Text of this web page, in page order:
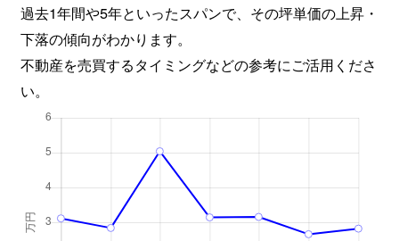
過去1年間や5年といったスパンで、その坪単価の上昇・
下落の傾向がわかります。
不動産を売買するタイミングなどの参考にご活用くださ
い。